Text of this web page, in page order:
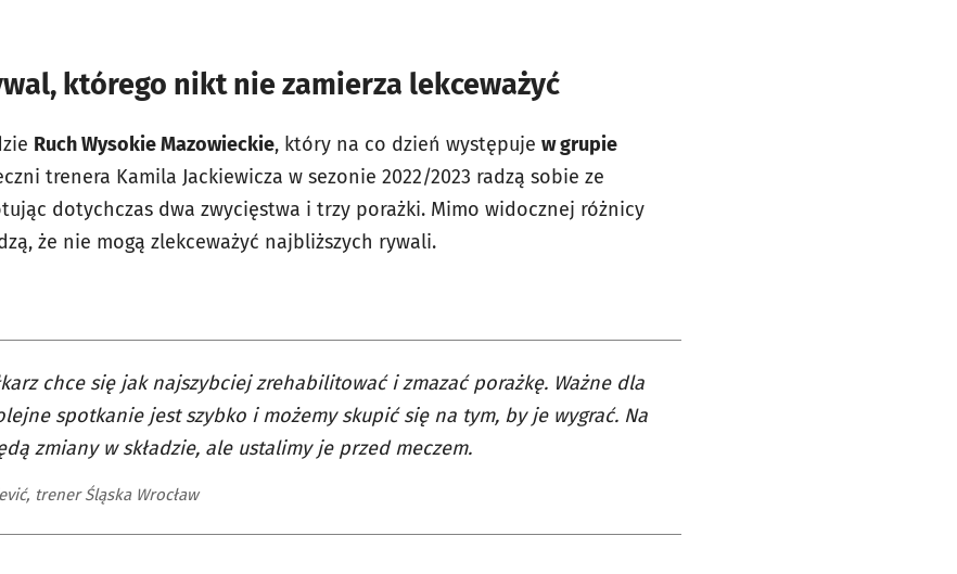
którego nikt nie zamierza lekceważyć
Ruch Wysokie Mazowieckie, który na co dzień występuje w grupie
trenera Kamila Jackiewicza w sezonie 2022/2023 radzą sobie ze
dotychczas dwa zwycięstwa i trzy porażki. Mimo widocznej różnicy
że nie mogą zlekceważyć najbliższych rywali.
chce się jak najszybciej zrehabilitować i zmazać porażkę. Ważne dla
spotkanie jest szybko i możemy skupić się na tym, by je wygrać. Na
zmiany w składzie, ale ustalimy je przed meczem.
trener Śląska Wrocław